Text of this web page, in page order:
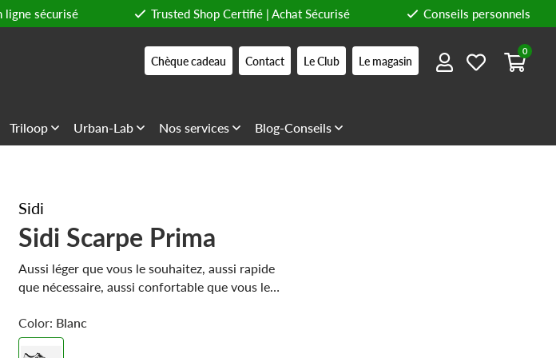
ligne sécurisé Trusted Shop Certifié | Achat Sécurisé Conseils personnels
Chèque cadeau Contact Le Club Le magasin
0
Triloop Urban-Lab Nos services Blog-Conseils
Sidi
Sidi Scarpe Prima
Aussi léger que vous le souhaitez, aussi rapide
que nécessaire, aussi confortable que vous le
La chaussure pour les cavaliers modernes.
Rapide à porter et à ajuster, grâce à sa
Color: Blanc